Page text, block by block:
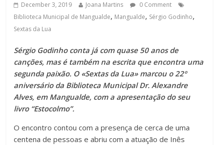
December 3, 2019 Joana Martins
0 Comment
Biblioteca Municipal de Mangualde, Mangualde, Sérgio Godinho,
Sextas da Lua
Sérgio Godinho conta já com quase 50 anos de
canções, mas é também na escrita que encontra uma
segunda paixão. O «Sextas da Lua» marcou o 22º
aniversário da Biblioteca Municipal Dr. Alexandre
Alves, em Mangualde, com a apresentação do seu
livro “Estocolmo”.
O encontro contou com a presença de cerca de uma
centena de pessoas e abriu com a atuação de Inês